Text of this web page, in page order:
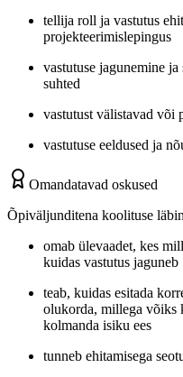
tellija roll ja vastutus
projekteerimislepingus
vastutuse jagunemine
suhted
vastutust välistavad või
vastutuse eeldused ja
Omandatavad oskused
Õpiväljunditena koolituse
omab ülevaadet, kes
kuidas vastutus jaguneb
teab, kuidas esitada
olukorda, millega võiks
kolmanda isiku ees
tunneb ehitamisega